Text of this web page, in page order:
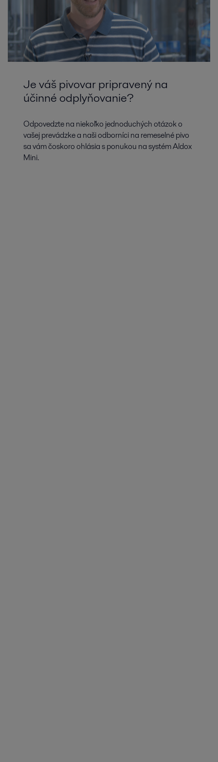
Je váš pivovar pripravený na
účinné odplyňovanie?
Odpovedzte na niekoľko jednoduchých otázok o
vašej prevádzke a naši odborníci na remeselné pivo
sa vám čoskoro ohlásia s ponukou na systém Aldox
Mini.